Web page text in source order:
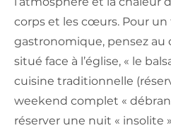
corps et les cœurs. Pour
gastronomique, pensez au
situé face à l’église, « le
cuisine traditionnelle
weekend complet «
réserver une nuit « insolite